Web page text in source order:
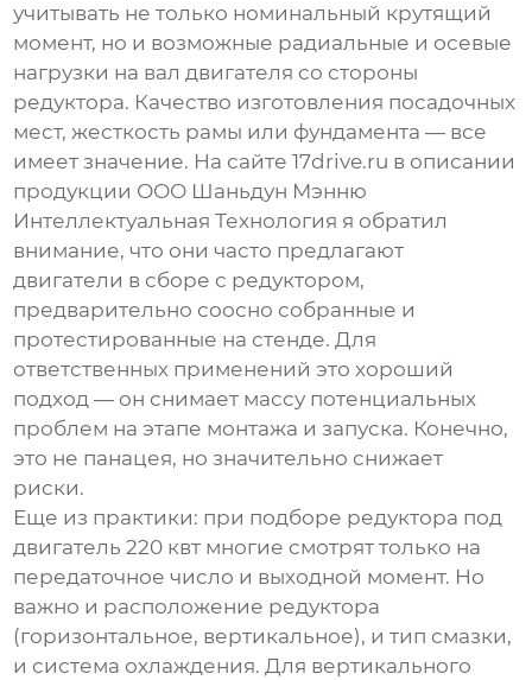
учитывать не только номинальный крутящий
момент, но и возможные радиальные и осевые
нагрузки на вал двигателя со стороны
редуктора. Качество изготовления посадочных
мест, жесткость рамы или фундамента — все
имеет значение. На сайте17drive.ru в описании
продукции ООО Шаньдун Мэнню
Интеллектуальная Технология я обратил
внимание, что они часто предлагают
двигатели в сборе с редуктором,
предварительно соосно собранные и
протестированные на стенде. Для
ответственных применений это хороший
подход — он снимает массу потенциальных
проблем на этапе монтажа и запуска. Конечно,
это не панацея, но значительно снижает
риски.
Еще из практики: при подборе редуктора под
двигатель 220 квт многие смотрят только на
передаточное число и выходной момент. Но
важно и расположение редуктора
(горизонтальное, вертикальное), и тип смазки,
и система охлаждения. Для вертикального